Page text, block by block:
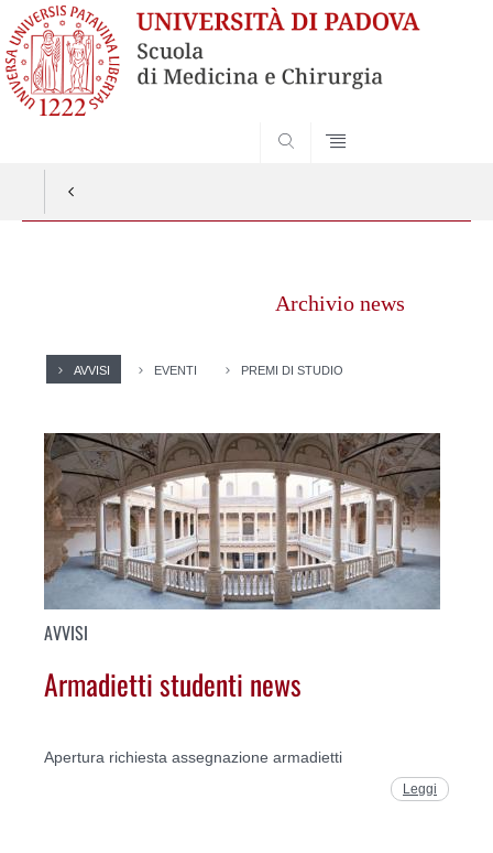
Archivio news
AVVISI EVENTI PREMI DI STUDIO
AVVISI
Armadietti studenti news
Apertura richiesta assegnazione armadietti
Leggi